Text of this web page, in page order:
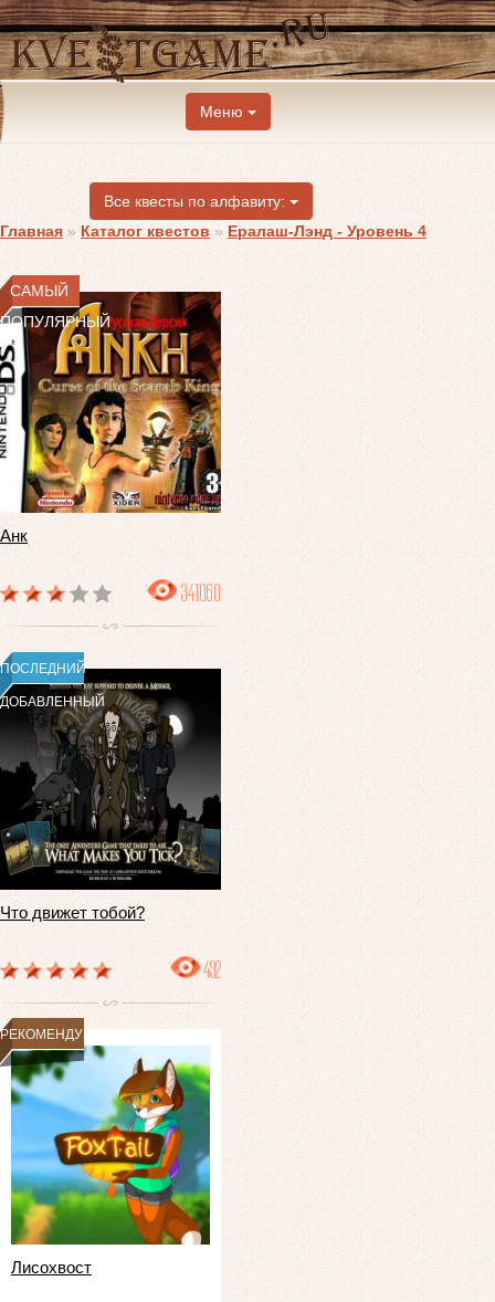
Меню
Все квесты по алфавиту:
Главная » Каталог квестов » Ералаш-Лэнд - Уровень 4
САМЫЙ
ПОПУЛЯРНЫЙ
Анк
341060
ПОСЛЕДНИЙ
ДОБАВЛЕННЫЙ
Что движет тобой?
492
РЕКОМЕНДУЕМ
Лисохвост